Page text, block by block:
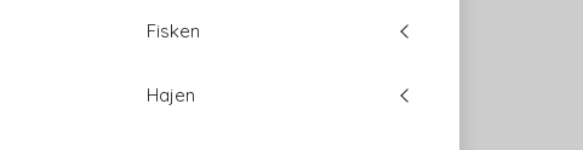
Fisken
Hajen